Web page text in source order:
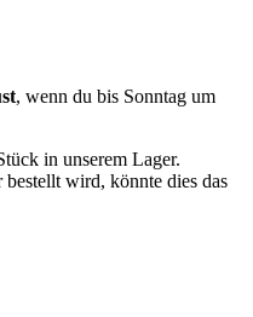
, wenn du bis Sonntag um
in unserem Lager.
wird, könnte dies das